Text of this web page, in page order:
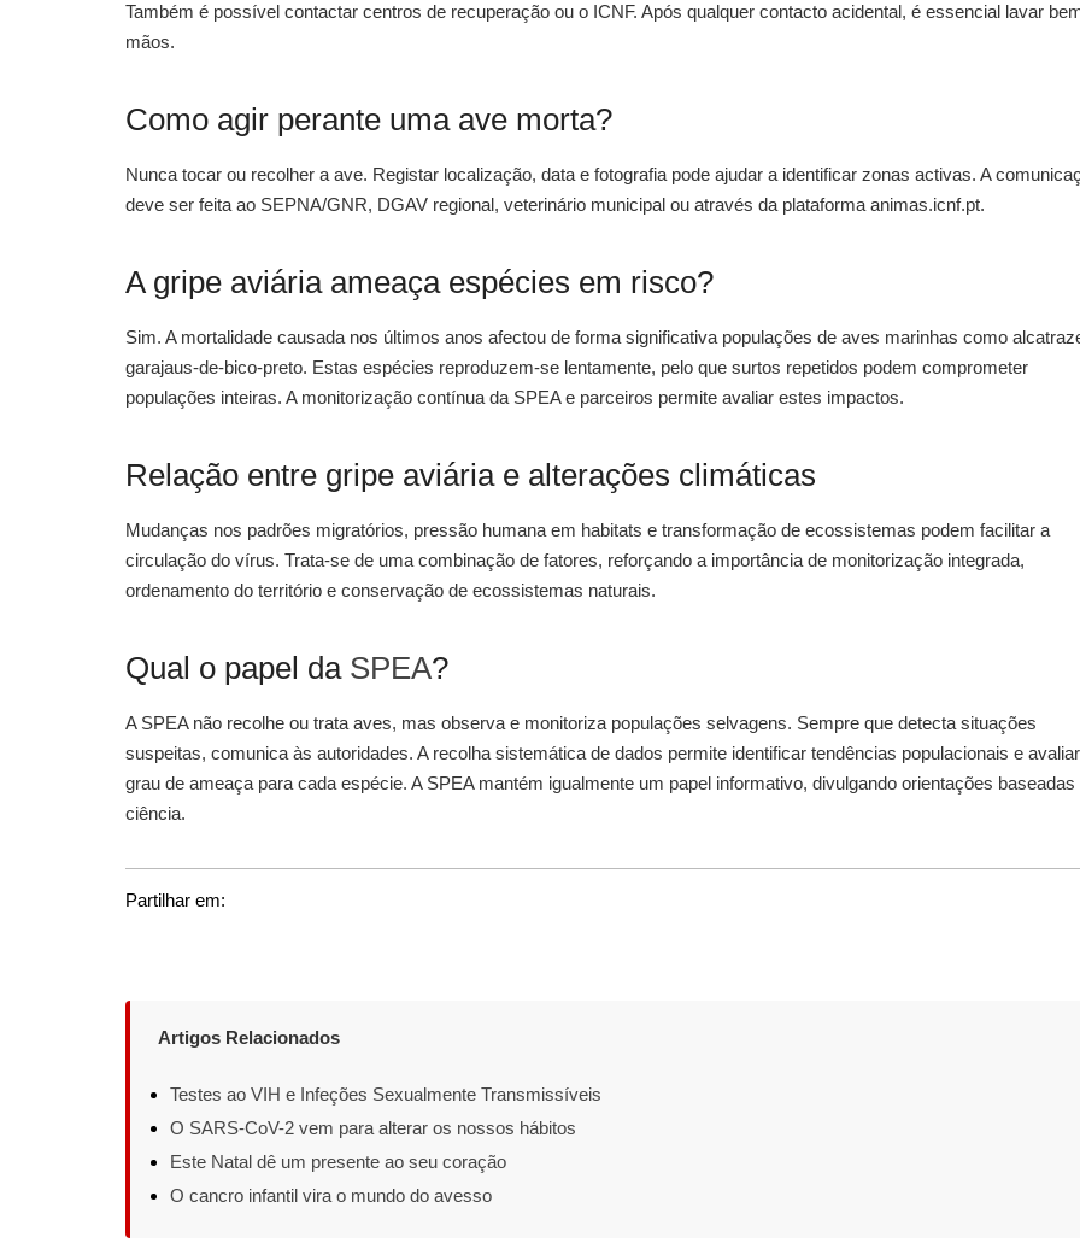
Também é possível contactar centros de recuperação ou o ICNF. Após qualquer contacto acidental, é essencial lavar
mãos.
Como agir perante uma ave morta?
Nunca tocar ou recolher a ave. Registar localização, data e fotografia pode ajudar a identificar zonas activas. A
deve ser feita ao SEPNA/GNR, DGAV regional, veterinário municipal ou através da plataforma animas.icnf.pt.
A gripe aviária ameaça espécies em risco?
Sim. A mortalidade causada nos últimos anos afectou de forma significativa populações de aves marinhas como
garajaus-de-bico-preto. Estas espécies reproduzem-se lentamente, pelo que surtos repetidos podem comprometer
populações inteiras. A monitorização contínua da SPEA e parceiros permite avaliar estes impactos.
Relação entre gripe aviária e alterações climáticas
Mudanças nos padrões migratórios, pressão humana em habitats e transformação de ecossistemas podem facilitar a
circulação do vírus. Trata-se de uma combinação de fatores, reforçando a importância de monitorização integrada,
ordenamento do território e conservação de ecossistemas naturais.
Qual o papel da SPEA?
A SPEA não recolhe ou trata aves, mas observa e monitoriza populações selvagens. Sempre que detecta situações
suspeitas, comunica às autoridades. A recolha sistemática de dados permite identificar tendências populacionais e
grau de ameaça para cada espécie. A SPEA mantém igualmente um papel informativo, divulgando orientações baseadas
ciência.
Partilhar em:
Artigos Relacionados
Testes ao VIH e Infeções Sexualmente Transmissíveis
O SARS-CoV-2 vem para alterar os nossos hábitos
Este Natal dê um presente ao seu coração
O cancro infantil vira o mundo do avesso